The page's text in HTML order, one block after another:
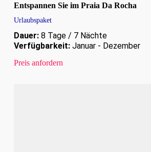
Entspannen Sie im Praia Da Rocha
Urlaubspaket
Dauer:8 Tage / 7 Nächte
Verfügbarkeit:Januar - Dezember
Preis anfordern